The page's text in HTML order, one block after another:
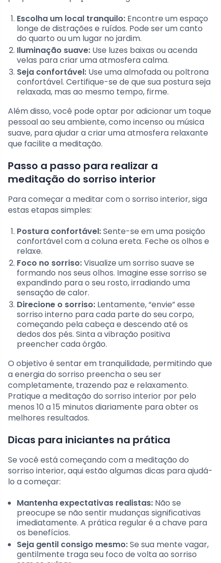
Escolha um local tranquilo: Encontre um espaço
longe de distrações e ruídos. Pode ser um canto
do quarto ou um lugar no jardim.
Iluminação suave: Use luzes baixas ou acenda
velas para criar uma atmosfera calma.
Seja confortável: Use uma almofada ou poltrona
confortável. Certifique-se de que sua postura seja
relaxada, mas ao mesmo tempo, firme.
Além disso, você pode optar por adicionar um toque
pessoal ao seu ambiente, como incenso ou música
suave, para ajudar a criar uma atmosfera relaxante
que facilite a meditação.
Passo a passo para realizar a
meditação do sorriso interior
Para começar a meditar com o sorriso interior, siga
estas etapas simples:
Postura confortável:Sente-se em uma posição
confortável com a coluna ereta. Feche os olhos e
relaxe.
Foco no sorriso:Visualize um sorriso suave se
formando nos seus olhos. Imagine esse sorriso se
expandindo para o seu rosto, irradiando uma
sensação de calor.
Direcione o sorriso: Lentamente, “envie” esse
sorriso interno para cada parte do seu corpo,
começando pela cabeça e descendo até os
dedos dos pés. Sinta a vibração positiva
preencher cada órgão.
O objetivo é sentar em tranquilidade, permitindo que
a energia do sorriso preencha o seu ser
completamente, trazendo paz e relaxamento.
Pratique a meditação do sorriso interior por pelo
menos 10 a 15 minutos diariamente para obter os
melhores resultados.
Dicas para iniciantes na prática
Se você está começando com a meditação do
sorriso interior, aqui estão algumas dicas para ajudá-
lo a começar:
Mantenha expectativas realistas: Não se
preocupe se não sentir mudanças significativas
imediatamente. A prática regular é a chave para
os benefícios.
Seja gentil consigo mesmo:Se sua mente vagar,
gentilmente traga seu foco de volta ao sorriso